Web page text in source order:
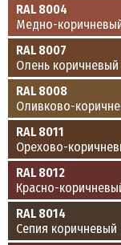
RAL 8004
Медно-
RAL 8007
Олень коричневый
RAL 8008
Оливково-
RAL 8011
Орехово-
RAL 8012
Красно-
RAL 8014
Сепия коричневый